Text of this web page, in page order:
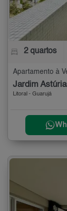
2 quartos
Apartamento à
Jardim
Litoral - Guarujá